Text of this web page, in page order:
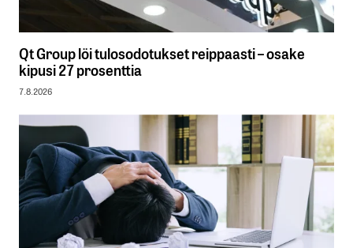
Qt Group löi tulosodotukset reippaasti – osake
kipusi 27 prosenttia
7.8.2026